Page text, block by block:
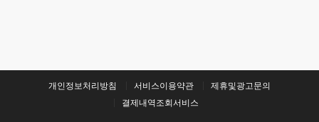
개인정보처리방침 서비스이용약관
제휴및광고문의
결제내역조회서비스